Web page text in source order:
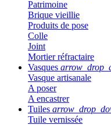
Patrimoine
Brique vieillie
Produits de pose
Colle
Joint
Mortier réfractaire
Vasques
Vasque artisanale
A poser
A encastrer
Tuiles
Tuile vernissée